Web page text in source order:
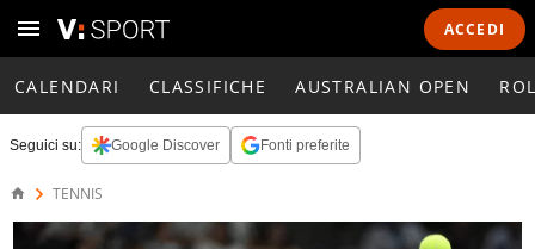
ACCEDI
CALENDARI CLASSIFICHE AUSTRALIAN OPEN
Seguici su: Google Discover Fonti preferite
TENNIS